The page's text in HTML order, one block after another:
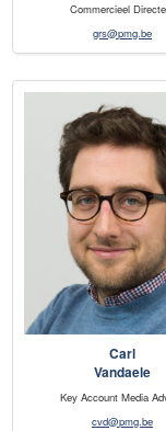
Commercieel
grs@pmg.be
Carl
Vandaele
Key Account Media
cvd@pmg.be